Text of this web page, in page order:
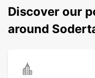
Discover our
around